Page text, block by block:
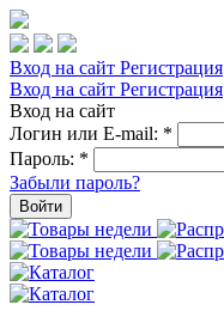
Вход на сайт Регистрация
Вход на сайт Регистрация
Вход на сайт
Логин или E-mail: *
Пароль: *
Забыли пароль?
Войти